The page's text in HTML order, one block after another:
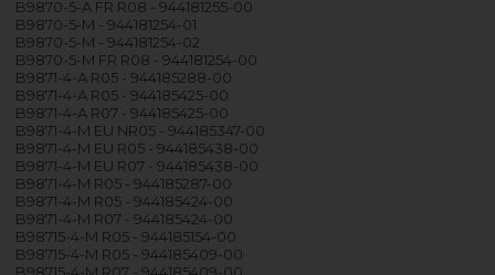
B9870-5-A FR R08 - 944181255-00
B9870-5-M - 944181254-01
B9870-5-M - 944181254-02
B9870-5-M FR R08 - 944181254-00
B9871-4-A R05 - 944185288-00
B9871-4-A R05 - 944185425-00
B9871-4-A R07 - 944185425-00
B9871-4-M EU NR05 - 944185347-00
B9871-4-M EU R05 - 944185438-00
B9871-4-M EU R07 - 944185438-00
B9871-4-M R05 - 944185287-00
B9871-4-M R05 - 944185424-00
B9871-4-M R07 - 944185424-00
B98715-4-M R05 - 944185154-00
B98715-4-M R05 - 944185409-00